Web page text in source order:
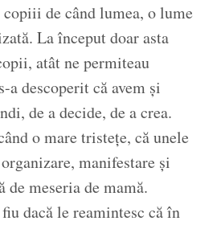
de când lumea, o lume
La început doar asta
atât ne permiteau
descoperit că avem și
de a decide, de a crea.
o mare tristețe, că unele
manifestare și
de meseria de mamă.
dacă le reamintesc că în